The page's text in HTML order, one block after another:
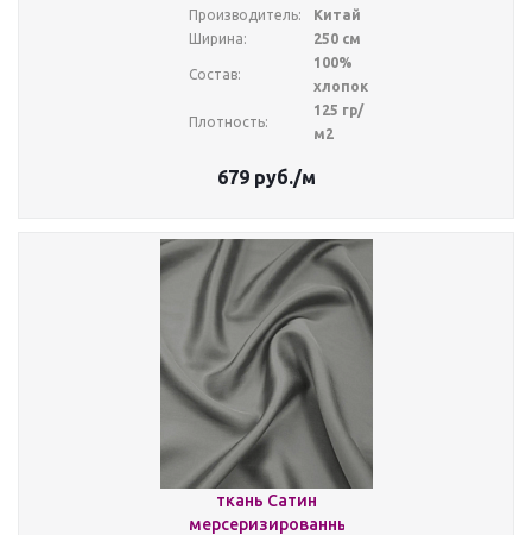
Производитель:
Китай
Ширина:
250 см
Состав:
100%
хлопок
Плотность:
125 гр/
м2
679руб./м
ткань Сатин
мерсеризированный